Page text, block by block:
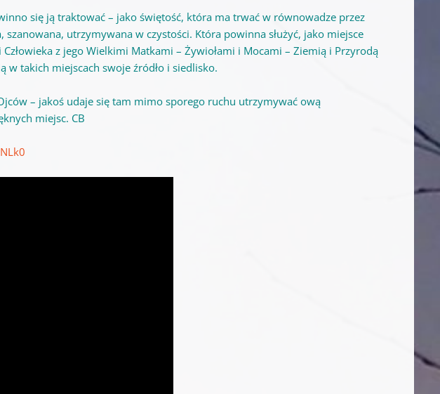
się ją traktować – jako świętość, która ma trwać w równowadze przez
utrzymywana w czystości. Która powinna służyć, jako miejsce
z jego Wielkimi Matkami – Żywiołami i Mocami – Ziemią i Przyrodą
takich miejscach swoje źródło i siedlisko.
– jakoś udaje się tam mimo sporego ruchu utrzymywać ową
miejsc. CB